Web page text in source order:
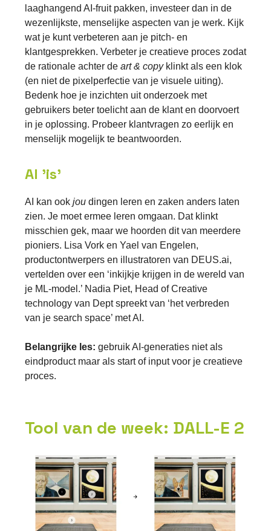
laaghangend AI-fruit pakken, investeer dan in de
wezenlijkste, menselijke aspecten van je werk. Kijk
wat je kunt verbeteren aan je pitch- en
klantgesprekken. Verbeter je creatieve proces zodat
de rationale achter de art & copy klinkt als een klok
(en niet de pixelperfectie van je visuele uiting).
Bedenk hoe je inzichten uit onderzoek met
gebruikers beter toelicht aan de klant en doorvoert
in je oplossing. Probeer klantvragen zo eerlijk en
menselijk mogelijk te beantwoorden.
AI 'is'
AI kan ook jou dingen leren en zaken anders laten
zien. Je moet ermee leren omgaan. Dat klinkt
misschien gek, maar we hoorden dit van meerdere
pioniers. Lisa Vork en Yael van Engelen,
productontwerpers en illustratoren van DEUS.ai,
vertelden over een ‘inkijkje krijgen in de wereld van
je ML-model.’ Nadia Piet, Head of Creative
technology van Dept spreekt van ‘het verbreden
van je search space’ met AI.
Belangrijke les: gebruik AI-generaties niet als
eindproduct maar als start of input voor je creatieve
proces.
Tool van de week: DALL-E 2